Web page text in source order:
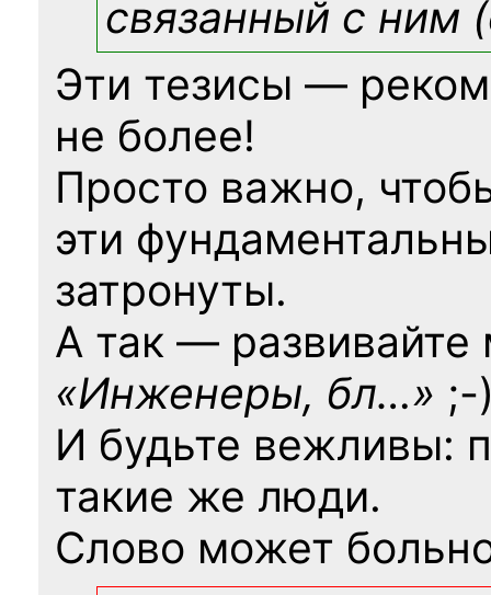
связанный с ним
Эти тезисы —
не более!
Просто важно,
эти
затронуты.
А так — развивайте
«Инженеры, бл…» ;-
И будьте вежливы:
такие же люди.
Слово может